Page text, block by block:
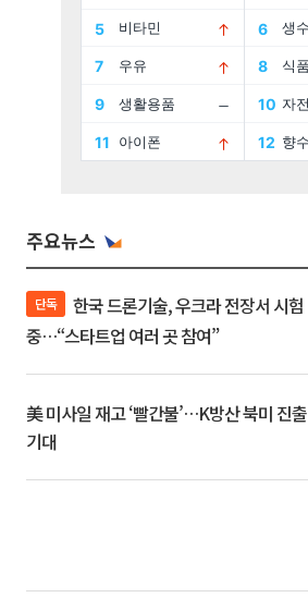
주요뉴스
단독
중…“스타트업 여러 곳 참여”
美 미사일 재고 ‘빨간불’…K방산 북미 진출
기대